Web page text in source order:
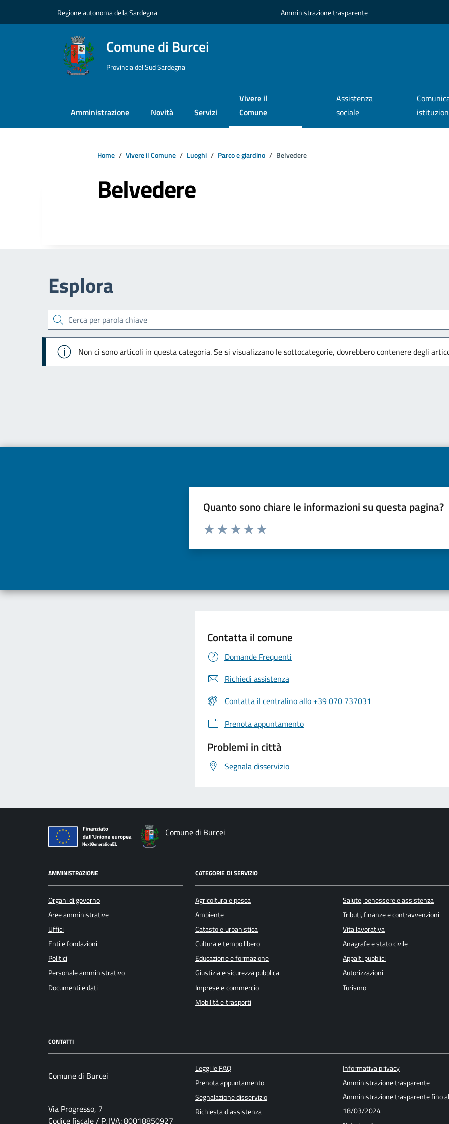
Regione autonoma della Sardegna Amministrazione trasparente
Comune di Burcei
Provincia del Sud Sardegna
Amministrazione Novità Servizi
Vivere il
Comune
Assistenza
sociale
Home Vivere il Comune Luoghi Parco e giardino Belvedere
Belvedere
Esplora
cerca
Info
Non ci sono articoli in questa categoria. Se si visualizzano le sottocategorie, dovrebbero contenere degli
Quanto sono chiare le informazioni su questa pagina?
Valuta da 1 a 5 stelle la pagina
Contatta il comune
Domande Frequenti
Richiedi assistenza
Contatta il centralino allo +39 070 737031
Prenota appuntamento
Problemi in città
Segnala disservizio
Comune di Burcei
AMMINISTRAZIONE
Organi di governo
Aree amministrative
Uffici
Enti e fondazioni
Politici
Personale amministrativo
Documenti e dati
CATEGORIE DI SERVIZIO
Agricoltura e pesca
Ambiente
Catasto e urbanistica
Cultura e tempo libero
Educazione e formazione
Giustizia e sicurezza pubblica
Imprese e commercio
Mobilità e trasporti
Salute, benessere e assistenza
Tributi, finanze e contravvenzioni
Vita lavorativa
Anagrafe e stato civile
Appalti pubblici
Autorizzazioni
Turismo
CONTATTI
Comune di Burcei
Via Progresso, 7
Codice fiscale / P. IVA: 80018850927
Leggi le FAQ
Prenota appuntamento
Segnalazione disservizio
Richiesta d'assistenza
Informativa privacy
Amministrazione trasparente
Amministrazione trasparente fino al
18/03/2024